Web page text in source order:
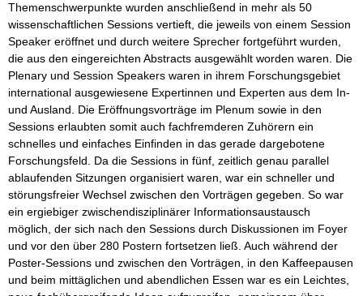
Themenschwerpunkte wurden anschließend in mehr als 50
wissenschaftlichen Sessions vertieft, die jeweils von einem Session
Speaker eröffnet und durch weitere Sprecher fortgeführt wurden,
die aus den eingereichten Abstracts ausgewählt worden waren. Die
Plenary und Session Speakers waren in ihrem Forschungsgebiet
international ausgewiesene Expertinnen und Experten aus dem In-
und Ausland. Die Eröffnungsvorträge im Plenum sowie in den
Sessions erlaubten somit auch fachfremderen Zuhörern ein
schnelles und einfaches Einfinden in das gerade dargebotene
Forschungsfeld. Da die Sessions in fünf, zeitlich genau parallel
ablaufenden Sitzungen organisiert waren, war ein schneller und
störungsfreier Wechsel zwischen den Vorträgen gegeben. So war
ein ergiebiger zwischendisziplinärer Informationsaustausch
möglich, der sich nach den Sessions durch Diskussionen im Foyer
und vor den über 280 Postern fortsetzen ließ. Auch während der
Poster-Sessions und zwischen den Vorträgen, in den Kaffeepausen
und beim mittäglichen und abendlichen Essen war es ein Leichtes,